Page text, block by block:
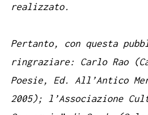
realizzato.
Pertanto, con questa
ringraziare: Carlo Rao
Poesie, Ed. All’Antico
2005); l’Associazione